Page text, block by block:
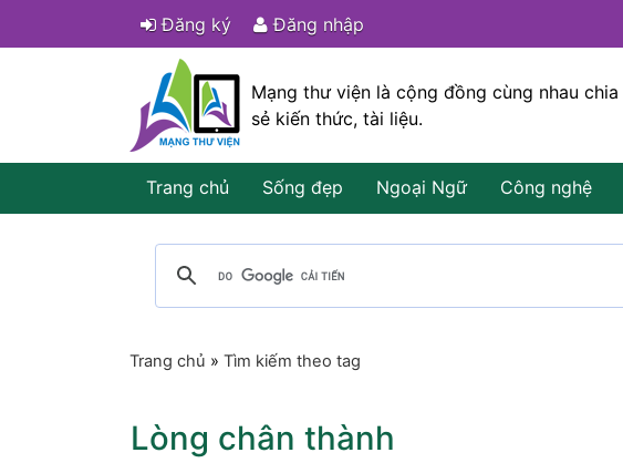
Đăng ký Đăng nhập
Mạng thư viện là cộng đồng cùng nhau chia
sẻ kiến thức, tài liệu.
Trang chủ Sống đẹp Ngoại Ngữ Công nghệ
Trang chủ » Tìm kiếm theo tag
Lòng chân thành